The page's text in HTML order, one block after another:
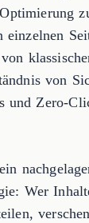
einzelnen
von
und Zero-
Wer